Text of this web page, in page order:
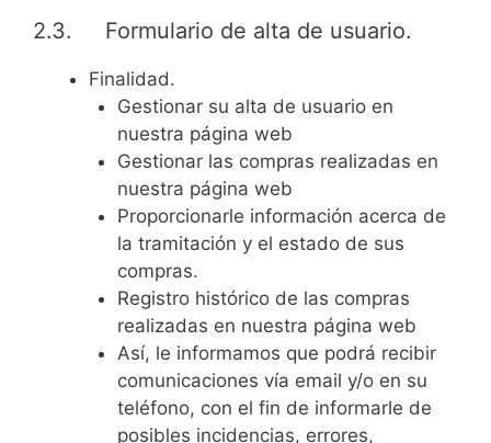
2.3. Formulario de alta de usuario.
Finalidad.
Gestionar su alta de usuario en
nuestra página web
Gestionar las compras realizadas en
nuestra página web
Proporcionarle información acerca de
la tramitación y el estado de sus
compras.
Registro histórico de las compras
realizadas en nuestra página web
Así, le informamos que podrá recibir
comunicaciones vía email y/o en su
teléfono, con el fin de informarle de
posibles incidencias, errores,